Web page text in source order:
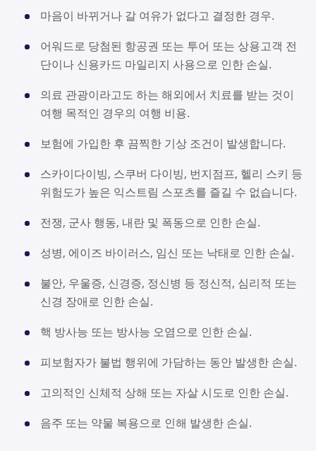
마음이 바뀌거나 갈 여유가 없다고 결정한 경우.
어워드로 당첨된 항공권 또는 투어 또는 상용고객 전
단이나 신용카드 마일리지 사용으로 인한 손실.
의료 관광이라고도 하는 해외에서 치료를 받는 것이
여행 목적인 경우의 여행 비용.
보험에 가입한 후 끔찍한 기상 조건이 발생합니다.
스카이다이빙, 스쿠버 다이빙, 번지점프, 헬리 스키 등
위험도가 높은 익스트림 스포츠를 즐길 수 없습니다.
전쟁, 군사 행동, 내란 및 폭동으로 인한 손실.
성병, 에이즈 바이러스, 임신 또는 낙태로 인한 손실.
불안, 우울증, 신경증, 정신병 등 정신적, 심리적 또는
신경 장애로 인한 손실.
핵 방사능 또는 방사능 오염으로 인한 손실.
피보험자가 불법 행위에 가담하는 동안 발생한 손실.
고의적인 신체적 상해 또는 자살 시도로 인한 손실.
음주 또는 약물 복용으로 인해 발생한 손실.